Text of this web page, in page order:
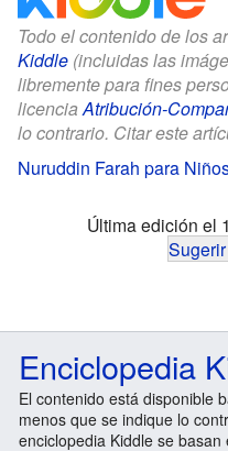
Todo el contenido de los
Kiddle (incluidas las
libremente para fines
licenciaAtribución-
lo contrario. Citar este
Nuruddin Farah para
Última edición el
Enciclopedia
El contenido está disponible
menos que se indique lo
enciclopedia Kiddle se